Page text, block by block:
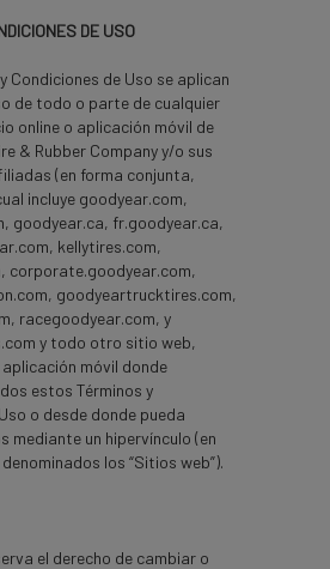
DE USO
Condiciones de Uso se aplican
de todo o parte de cualquier
online o aplicación móvil de
& Rubber Company y/o sus
(en forma conjunta,
incluye goodyear.com,
goodyear.ca, fr.goodyear.ca,
kellytires.com,
corporate.goodyear.com,
goodyeartrucktires.com,
racegoodyear.com, y
y todo otro sitio web,
móvil donde
estos Términos y
o desde donde pueda
mediante un hipervínculo (en
los “Sitios web”).
el derecho de cambiar o